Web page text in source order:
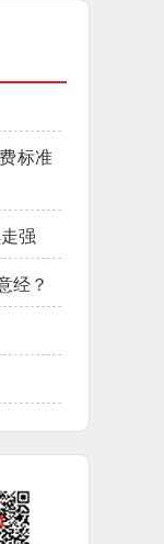
标准
强
经？